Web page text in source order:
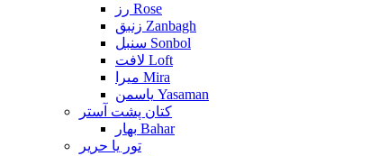
رز Rose
زنبق Zanbagh
سنبل Sonbol
لافت Loft
میرا Mira
یاسمن Yasaman
کتان پشت آستر
بهار Bahar
تور یا حریر